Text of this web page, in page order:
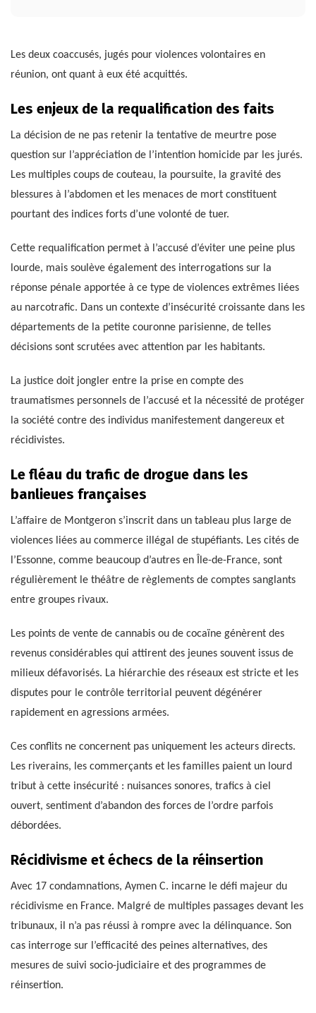
Les deux coaccusés, jugés pour violences volontaires en
réunion, ont quant à eux été acquittés.
Les enjeux de la requalification des faits
La décision de ne pas retenir la tentative de meurtre pose
question sur l’appréciation de l’intention homicide par les jurés.
Les multiples coups de couteau, la poursuite, la gravité des
blessures à l’abdomen et les menaces de mort constituent
pourtant des indices forts d’une volonté de tuer.
Cette requalification permet à l’accusé d’éviter une peine plus
lourde, mais soulève également des interrogations sur la
réponse pénale apportée à ce type de violences extrêmes liées
au narcotrafic. Dans un contexte d’insécurité croissante dans les
départements de la petite couronne parisienne, de telles
décisions sont scrutées avec attention par les habitants.
La justice doit jongler entre la prise en compte des
traumatismes personnels de l’accusé et la nécessité de protéger
la société contre des individus manifestement dangereux et
récidivistes.
Le fléau du trafic de drogue dans les
banlieues françaises
L’affaire de Montgeron s’inscrit dans un tableau plus large de
violences liées au commerce illégal de stupéfiants. Les cités de
l’Essonne, comme beaucoup d’autres en Île-de-France, sont
régulièrement le théâtre de règlements de comptes sanglants
entre groupes rivaux.
Les points de vente de cannabis ou de cocaïne génèrent des
revenus considérables qui attirent des jeunes souvent issus de
milieux défavorisés. La hiérarchie des réseaux est stricte et les
disputes pour le contrôle territorial peuvent dégénérer
rapidement en agressions armées.
Ces conflits ne concernent pas uniquement les acteurs directs.
Les riverains, les commerçants et les familles paient un lourd
tribut à cette insécurité : nuisances sonores, trafics à ciel
ouvert, sentiment d’abandon des forces de l’ordre parfois
débordées.
Récidivisme et échecs de la réinsertion
Avec 17 condamnations, Aymen C. incarne le défi majeur du
récidivisme en France. Malgré de multiples passages devant les
tribunaux, il n’a pas réussi à rompre avec la délinquance. Son
cas interroge sur l’efficacité des peines alternatives, des
mesures de suivi socio-judiciaire et des programmes de
réinsertion.